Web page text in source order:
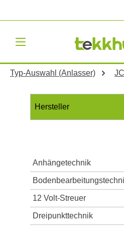
Typ-Auswahl (Anlasser)
Anhängetechnik
12 Volt-Streuer
Dreipunkttechnik
Hersteller